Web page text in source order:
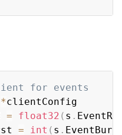
for events
*clientConfig
= float32 ( s .
= int ( s .